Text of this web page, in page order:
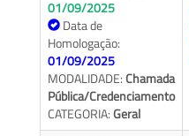
01/09/2025
Data de
Homologação:
01/09/2025
MODALIDADE:Chamada
Pública/Credenciamento
CATEGORIA:Geral